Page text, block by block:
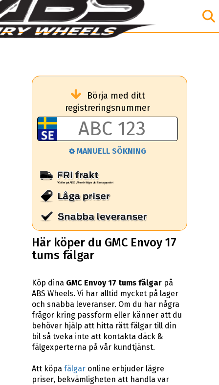
Börja med ditt
registreringsnummer
MANUELL SÖKNING
Här köper du GMC Envoy 17
tums fälgar
Köp dina GMC Envoy 17 tums fälgar på
ABS Wheels. Vi har alltid mycket på lager
och snabba leveranser. Om du har några
frågor kring passform eller känner att du
behöver hjälp att hitta rätt fälgar till din
bil så tveka inte att kontakta däck &
fälgexperterna på vår kundtjänst.
Att köpafälgar online erbjuder lägre
priser, bekvämligheten att handla var